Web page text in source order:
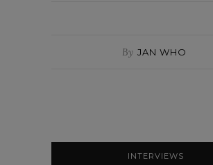
By JAN WHO
INTERVIEWS